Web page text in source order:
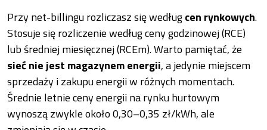
Przy net-billingu rozliczasz się wedługcen rynkowych.
Stosuje się rozliczenie według ceny godzinowej (RCE)
lub średniej miesięcznej (RCEm). Warto pamiętać, że
sieć nie jest magazynem energii, a jedynie miejscem
sprzedaży i zakupu energii w różnych momentach.
Średnie letnie ceny energii na rynku hurtowym
wynoszą zwykle około 0,30–0,35 zł/kWh, ale